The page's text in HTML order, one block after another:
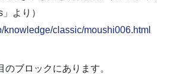
より）
knowledge/classic/moushi006.html
ブロックにあります。